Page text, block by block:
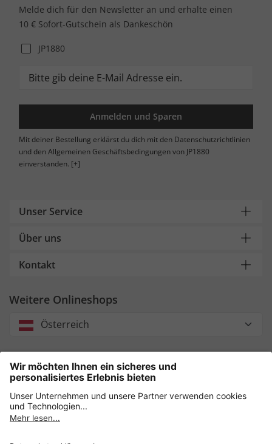
Melde dich für den Newsletter an und erhalte einen
10 € Sofort-Gutschein als Dankeschön
JP1880
Anmelden und Sparen
Mit deiner Bestellung erklärst du dich mit den Datenschutzrichtlinien
und den Allgemeinen Geschäftsbedingungen von JP1880
einverstanden. [+]
Unser Service
Über uns
Kontakt
Weitere Onlineshops
Österreich
Unsere Zahlungsarten
Sicher einkaufen mit